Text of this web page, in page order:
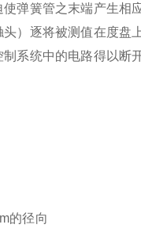
弹簧管之末端产生
）逐将被测值在度盘
系统中的电路得以断
的径向